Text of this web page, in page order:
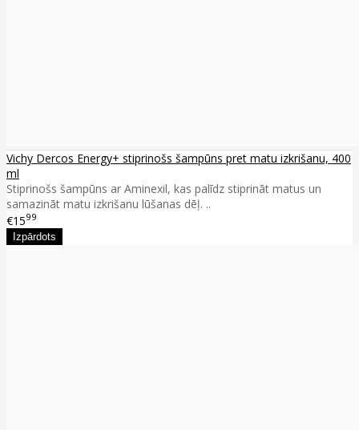
Vichy Dercos Energy+ stiprinošs šampūns pret matu izkrišanu, 400
ml
Stiprinošs šampūns ar Aminexil, kas palīdz stiprināt matus un
samazināt matu izkrišanu lūšanas dēļ. ..
€1599